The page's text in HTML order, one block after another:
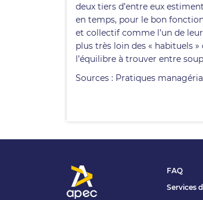
deux tiers d’entre eux
en temps, pour le bon
et collectif comme l’un de
plus très loin des « habituels
l’équilibre à trouver entre
Sources : Pratiques
FAQ
Services